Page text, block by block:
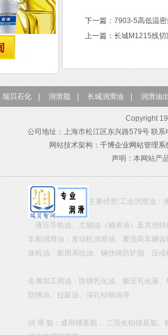
下一篇： 7903-5高低温
上一篇： 长城M1215线切
瑞贝石化 润滑脂 长城润滑油 润滑油
Copyright
公司地址：上海市松江区东兴路579号 联
网站技术架构：千博企业网站管理系
声明：本网站产
主要经营:工业润滑油：
、液压导轨油、主轴油（轴承油）及其他
车船润滑油：发动机润滑油、重负荷车辆
速机油、船用系统油、钢丝绳防护脂、压
金属加工用油：防锈乳化油、极压乳化液
防锈油、拉延油、深孔钻销油等
润 滑 脂：通用锂基脂 、二流化钼锂基脂